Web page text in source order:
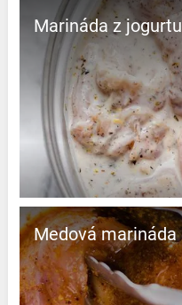
Marináda z jogurtu
Medová marináda